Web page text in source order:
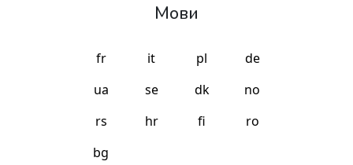
Мови
fr it pl
de
ua
se dk
no
rs
hr fi
ro
bg